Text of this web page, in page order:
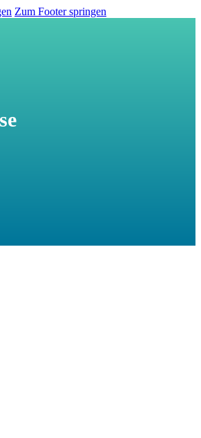
Zum Footer springen